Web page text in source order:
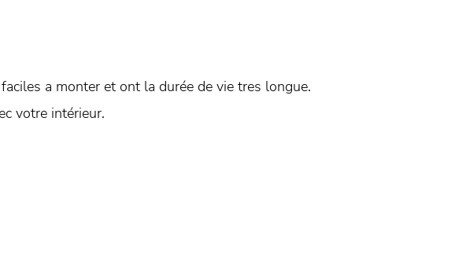
a monter et ont la durée de vie tres longue.
votre intérieur.